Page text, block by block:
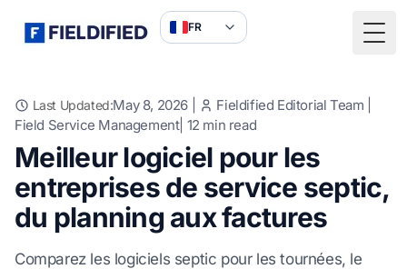
FR
Last Updated:May 8, 2026 Fieldified Editorial Team
Field Service Management| 12 min read
Meilleur logiciel pour les
entreprises de service septic,
du planning aux factures
Comparez les logiciels septic pour les tournées, le